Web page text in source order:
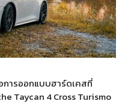
การออกแบบฮาร์ดเคสที่
Taycan 4 Cross Turismo